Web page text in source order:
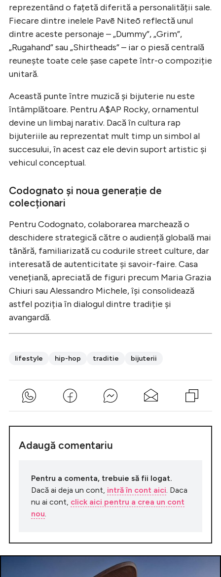
reprezentând o fațetă diferită a personalității sale.
Fiecare dintre inelele Pavē Niteō reflectă unul
dintre aceste personaje – „Dummy”, „Grim”,
„Rugahand” sau „Shirtheads” – iar o piesă centrală
reunește toate cele șase capete într-o compoziție
unitară.
Această punte între muzică și bijuterie nu este
întâmplătoare. Pentru A$AP Rocky, ornamentul
devine un limbaj narativ. Dacă în cultura rap
bijuteriile au reprezentat mult timp un simbol al
succesului, în acest caz ele devin suport artistic și
vehicul conceptual.
Codognato și noua generație de
colecționari
Pentru Codognato, colaborarea marchează o
deschidere strategică către o audiență globală mai
tânără, familiarizată cu codurile street culture, dar
interesată de autenticitate și savoir-faire. Casa
venețiană, apreciată de figuri precum Maria Grazia
Chiuri sau Alessandro Michele, își consolidează
astfel poziția în dialogul dintre tradiție și
avangardă.
lifestyle hip-hop traditie bijuterii
Adaugă comentariu
Pentru a comenta, trebuie să fii logat.
Dacă ai deja un cont, intră în cont aici . Daca
nu ai cont, click aici pentru a crea un cont
nou